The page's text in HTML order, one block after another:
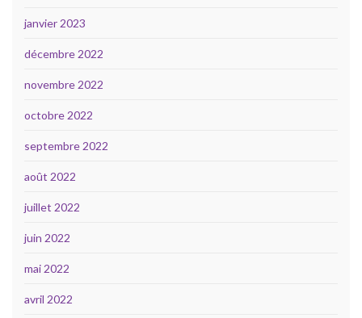
janvier 2023
décembre 2022
novembre 2022
octobre 2022
septembre 2022
août 2022
juillet 2022
juin 2022
mai 2022
avril 2022